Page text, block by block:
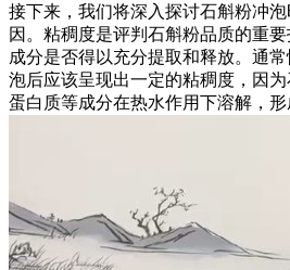
接下来，我们将深入探讨石斛粉冲
因。粘稠度是评判石斛粉品质的重
成分是否得以充分提取和释放。通
泡后应该呈现出一定的粘稠度，因为
蛋白质等成分在热水作用下溶解，形